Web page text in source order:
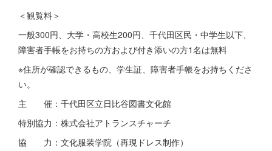
＜観覧料＞
一般300円、大学・高校生200円、千代田区民・中学生以下、
障害者手帳をお持ちの方および付き添いの方1名は無料
※住所が確認できるもの、学生証、障害者手帳をお持ちくださ
い。
主 催：千代田区立日比谷図書文化館
特別協力：株式会社アトランスチャーチ
協 力：文化服装学院（再現ドレス制作）